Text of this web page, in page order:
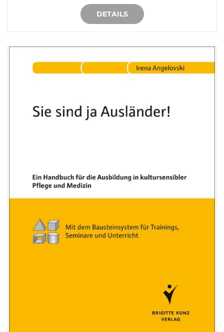
DETAILS
IN DEN WARENKORB